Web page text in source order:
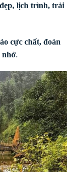
lịch trình, trải
cực chất, đoàn
nhớ.